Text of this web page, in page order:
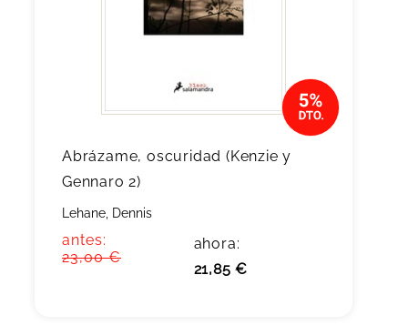
Abrázame, oscuridad (Kenzie y
Gennaro 2)
Lehane, Dennis
antes:
23,00 €
ahora:
21,85 €